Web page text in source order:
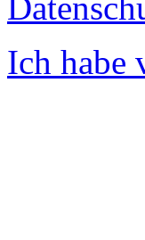
Ich habe